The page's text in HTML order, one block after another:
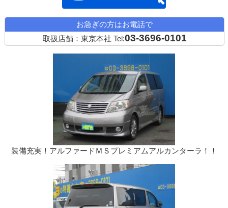
お急ぎの方はお電話で
取扱店舗：東京本社 Tel:03-3696-0101
装備充実！アルファードＭＳプレミアムアルカンターラ！！